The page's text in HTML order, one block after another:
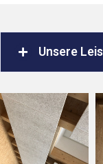
Unsere